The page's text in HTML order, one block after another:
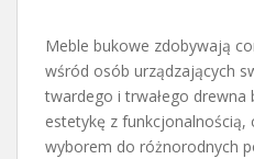
Meble bukowe zdobywają
wśród osób urządzających
twardego i trwałego drewna
estetykę z funkcjonalnością,
wyborem do różnorodnych